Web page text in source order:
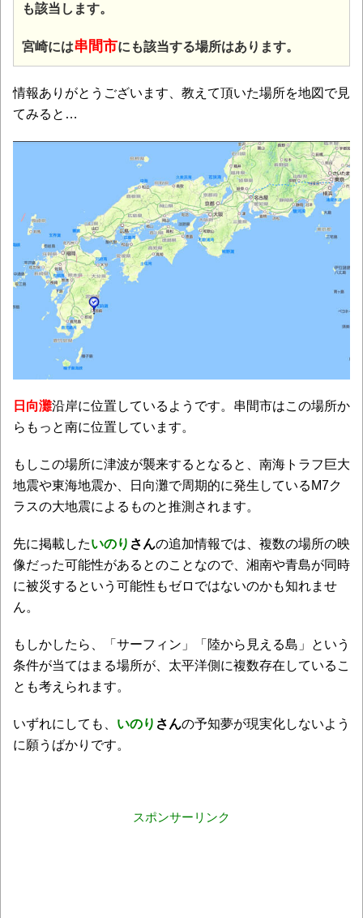
も該当します。
宮崎には串間市にも該当する場所はあります。
情報ありがとうございます、教えて頂いた場所を地図で見
てみると…
日向灘沿岸に位置しているようです。串間市はこの場所か
らもっと南に位置しています。
もしこの場所に津波が襲来するとなると、南海トラフ巨大
地震や東海地震か、日向灘で周期的に発生しているM7ク
ラスの大地震によるものと推測されます。
先に掲載したいのり さんの追加情報では、複数の場所の映
像だった可能性があるとのことなので、湘南や青島が同時
に被災するという可能性もゼロではないのかも知れませ
ん。
もしかしたら、「サーフィン」「陸から見える島」という
条件が当てはまる場所が、太平洋側に複数存在しているこ
とも考えられます。
いずれにしても、 いのり さんの予知夢が現実化しないよう
に願うばかりです。
スポンサーリンク